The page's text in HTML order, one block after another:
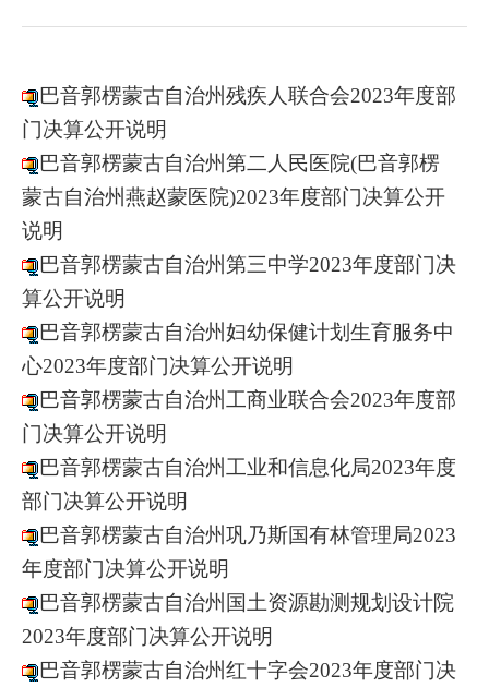
巴音郭楞蒙古自治州残疾人联合会2023年度部
门决算公开说明
巴音郭楞蒙古自治州第二人民医院(巴音郭楞
蒙古自治州燕赵蒙医院)2023年度部门决算公开
说明
巴音郭楞蒙古自治州第三中学2023年度部门决
算公开说明
巴音郭楞蒙古自治州妇幼保健计划生育服务中
心2023年度部门决算公开说明
巴音郭楞蒙古自治州工商业联合会2023年度部
门决算公开说明
巴音郭楞蒙古自治州工业和信息化局2023年度
部门决算公开说明
巴音郭楞蒙古自治州巩乃斯国有林管理局2023
年度部门决算公开说明
巴音郭楞蒙古自治州国土资源勘测规划设计院
2023年度部门决算公开说明
巴音郭楞蒙古自治州红十字会2023年度部门决